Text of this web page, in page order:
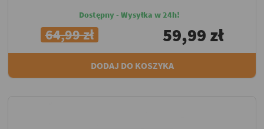
Dostępny - Wysyłka w 24h!
64,99 zł 59,99 zł
DODAJ DO KOSZYKA